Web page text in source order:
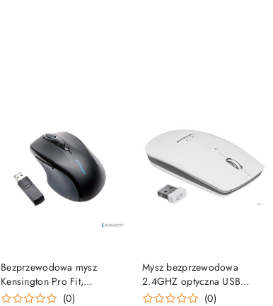
Bezprzewodowa mysz
Kensington Pro Fit,
pełnowymiarowa, czarna
(0)
DO KOSZYKA
Mysz bezprzewodowa
2.4GHZ optyczna USB
SATURN biała EM120W
(0)
DO KOSZYKA